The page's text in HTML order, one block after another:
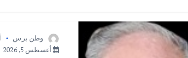
وطن برس
أغسطس 5, 2026